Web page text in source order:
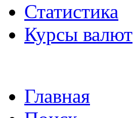
Статистика
Курсы валют
Главная